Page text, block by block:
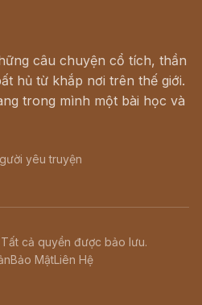
câu chuyện cổ tích, thần
hủ từ khắp nơi trên thế giới.
trong mình một bài học và
yêu truyện
cả quyền được bảo lưu.
Bảo MậtLiên Hệ